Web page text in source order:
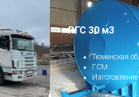
РГС 30 м3
Тюменская
ГСМ